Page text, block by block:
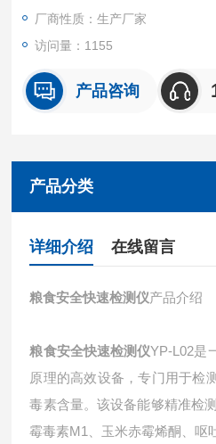
厂商性质：生产厂家
访问量：1155
产品咨询
产品分类
详细介绍 在线留言
粮食安全快速检测仪产品介绍
粮食安全快速检测仪YP-L02是
原理的高效设备，专门用于检
毒素含量。该设备能够精准检
霉毒素M1、玉米赤霉烯酮、呕